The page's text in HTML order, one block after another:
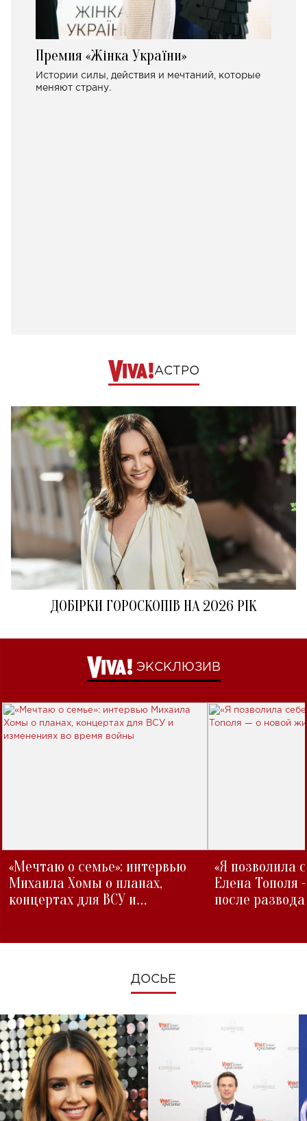
Премия «Жінка України»
Истории силы, действия и мечтаний, которые
меняют страну.
АСТРО
ДОБІРКИ ГОРОСКОПІВ НА 2026 РІК
ЭКСКЛЮЗИВ
«Мечтаю о семье»: интервью
Михаила Хомы о планах,
концертах для ВСУ и
«Я позволила
Елена Тополя
после развода
ДОСЬЕ